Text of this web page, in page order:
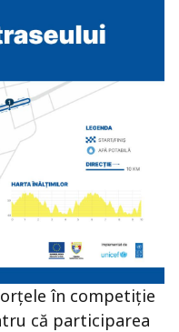
în competiție
că participarea